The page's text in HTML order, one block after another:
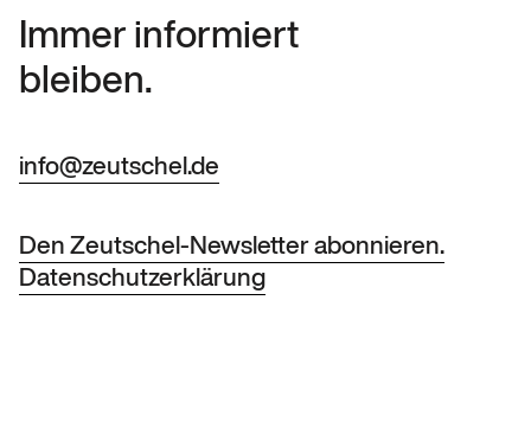
Immer informiert
bleiben.
info@zeutschel.de
Den Zeutschel-Newsletter abonnieren.
Datenschutzerklärung